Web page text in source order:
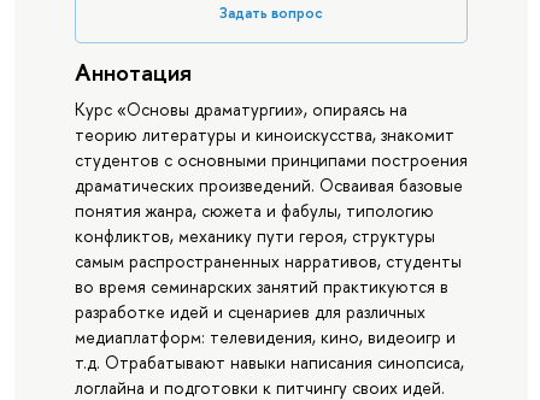
Задать вопрос
Аннотация
Курс «Основы драматургии», опираясь на
теорию литературы и киноискусства, знакомит
студентов с основными принципами построения
драматических произведений. Осваивая базовые
понятия жанра, сюжета и фабулы, типологию
конфликтов, механику пути героя, структуры
самым распространенных нарративов, студенты
во время семинарских занятий практикуются в
разработке идей и сценариев для различных
медиаплатформ: телевидения, кино, видеоигр и
т.д. Отрабатывают навыки написания синопсиса,
логлайна и подготовки к питчингу своих идей.